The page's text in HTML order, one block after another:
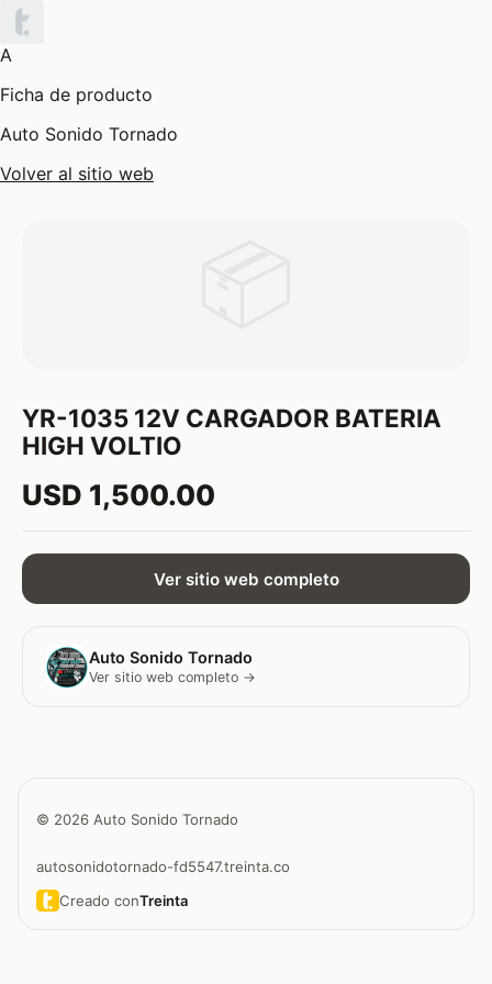
A
Ficha de producto
Auto Sonido Tornado
Volver al sitio web
YR-1035 12V CARGADOR BATERIA
HIGH VOLTIO
USD 1,500.00
Ver sitio web completo
Auto Sonido Tornado
Ver sitio web completo →
© 2026 Auto Sonido Tornado
autosonidotornado-fd5547.treinta.co
Creado conTreinta